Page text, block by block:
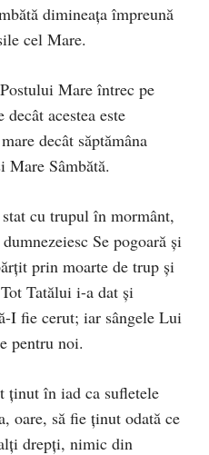
dimineața împreună
cel Mare.
Mare întrec pe
acestea este
decât săptămâna
Mare Sâmbătă.
cu trupul în mormânt,
Se pogoară și
prin moarte de trup și
Tatălui i-a dat și
I fie cerut; iar sângele Lui
pentru noi.
ținut în iad ca sufletele
oare, să fie ținut odată ce
drepți, nimic din